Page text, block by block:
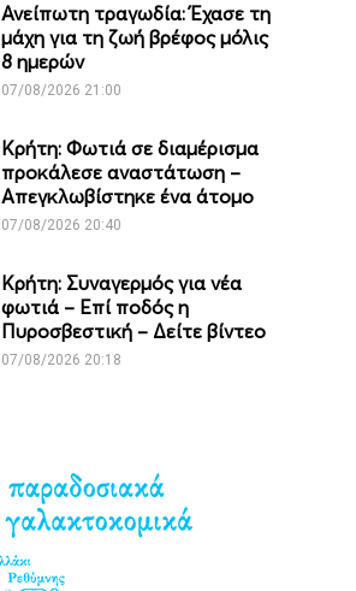
Ανείπωτη τραγωδία: Έχασε τη
μάχη για τη ζωή βρέφος μόλις
8 ημερών
07/08/2026 21:00
Κρήτη: Φωτιά σε διαμέρισμα
προκάλεσε αναστάτωση –
Απεγκλωβίστηκε ένα άτομο
07/08/2026 20:40
Κρήτη: Συναγερμός για νέα
φωτιά – Επί ποδός η
Πυροσβεστική – Δείτε βίντεο
07/08/2026 20:18